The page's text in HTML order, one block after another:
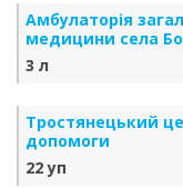
Амбулаторія
медицини села
3 л
Тростянецький
допомоги
22 уп